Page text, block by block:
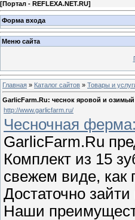
[Портал - REFLEXA.NET.RU]
Форма входа
Меню сайта
Главная » Каталог сайтов » Товары и
GarlicFarm.Ru: чеснок яровой и озимый
http://www.garlicfarm.ru/
Чесночная
GarlicFarm.Ru
Комплект из 15
свежем виде, как
Достаточно
Наши